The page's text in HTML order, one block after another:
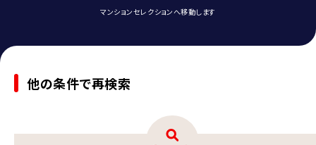
マンションセレクションへ移動します
他の条件で再検索